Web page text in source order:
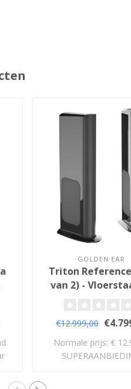
GOLDEN EAR
Triton
van 2) -
€12.999,00
Normale prijs: €